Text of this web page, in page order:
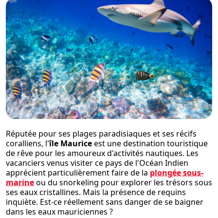
Réputée pour ses plages paradisiaques et ses récifs
coralliens, l'île Mauriceest une destination touristique
de rêve pour les amoureux d'activités nautiques. Les
vacanciers venus visiter ce pays de l'Océan Indien
apprécient particulièrement faire de la plongée sous-
marineou du snorkeling pour explorer les trésors sous
ses eaux cristallines. Mais la présence de requins
inquiète. Est-ce réellement sans danger de se baigner
dans les eaux mauriciennes ?